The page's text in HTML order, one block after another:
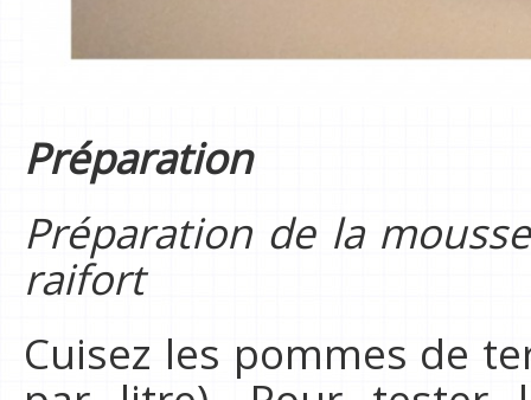
Préparation
Préparation de la
raifort
Cuisez les pommes de